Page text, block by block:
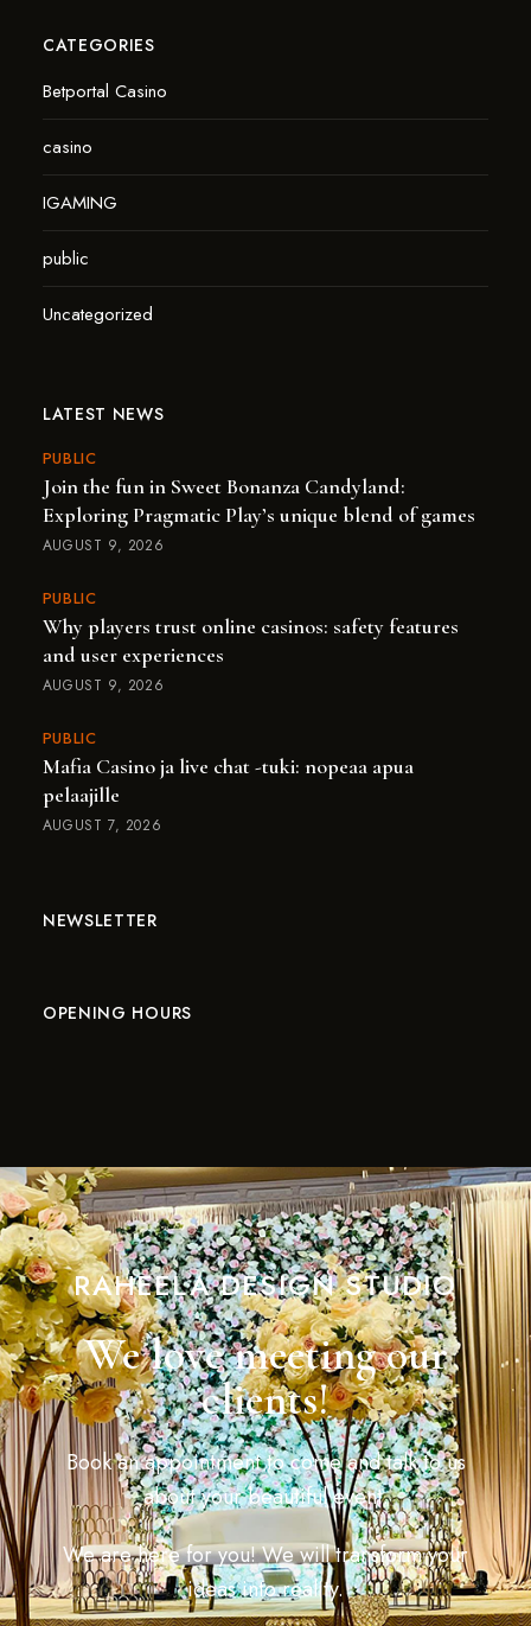
CATEGORIES
Betportal Casino
casino
IGAMING
public
Uncategorized
LATEST NEWS
PUBLIC
Join the fun in Sweet Bonanza Candyland:
Exploring Pragmatic Play’s unique blend of games
AUGUST 9, 2026
PUBLIC
Why players trust online casinos: safety features
and user experiences
AUGUST 9, 2026
PUBLIC
Mafia Casino ja live chat -tuki: nopeaa apua
pelaajille
AUGUST 7, 2026
NEWSLETTER
OPENING HOURS
RAHEELA DESIGN STUDIO
We love meeting our
clients!
Book an appointment to come and talk to us
about your beautiful event.
We are here for you! We will transform your
ideas into reality.